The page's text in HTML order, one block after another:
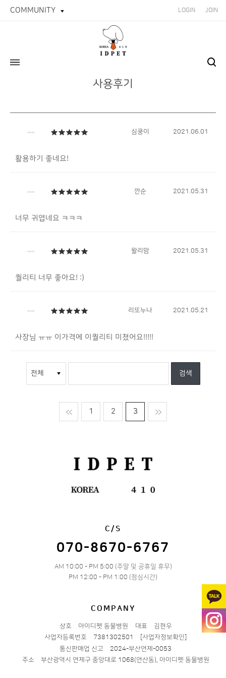
COMMUNITY LOGIN JOIN
사용후기
활용하기 좋네요!
심쿵이 2021.06.01
너무 귀엽네요 ㅋㅋㅋ
깐순 2021.05.31
퀄리티 너무 좋아요! :)
왈리맘 2021.05.31
사장님 ㅠㅠ 이가격에 이퀄리티 미쳤어요!!!!!
리또누나 2021.05.21
맨처음
1 2 3
C/S
070-8670-6767
AM 10:00 - PM 5:00 (주말 및 공휴일 휴무)
PM 12:00 - PM 1:00 (점심시간)
COMPANY
상호 아이디펫 동물병원 대표
김현우
사업자등록번호
7381302501
[사업자정보확인]
통신판매업 신고
2024-부산연제-0053
주소
부산광역시 연제구 중앙대로 1068(연산동), 아이디펫 동물병원